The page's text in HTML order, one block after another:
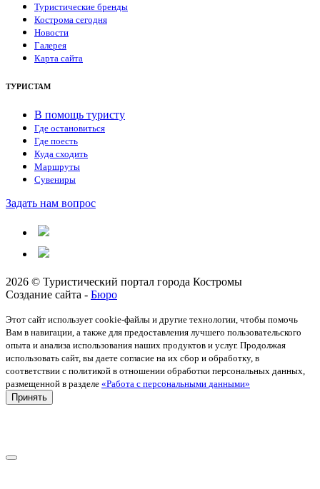
Туристические бренды
Кострома сегодня
Новости
Галерея
Карта сайта
ТУРИСТАМ
В помощь туристу
Где остановиться
Где поесть
Куда сходить
Маршруты
Сувениры
Задать нам вопрос
2026 © Туристический портал города Костромы
Создание сайта - Бюро
Этот сайт использует cookie-файлы и другие технологии, чтобы помочь
Вам в навигации, а также для предоставления лучшего пользовательского
опыта и анализа использования наших продуктов и услуг. Продолжая
использовать сайт, вы даете согласие на их сбор и обработку, в
соответствии с политикой в отношении обработки персональных данных,
размещенной в разделе «Работа с персональными данными»
Принять